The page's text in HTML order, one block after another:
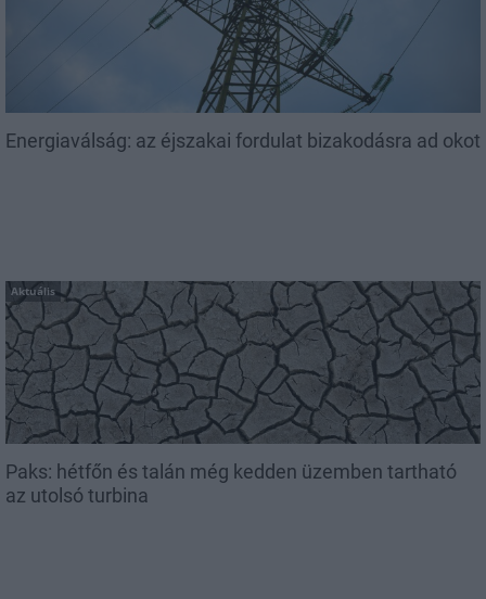
Energiaválság: az éjszakai fordulat bizakodásra ad okot
Aktuális
Paks: hétfőn és talán még kedden üzemben tartható
az utolsó turbina